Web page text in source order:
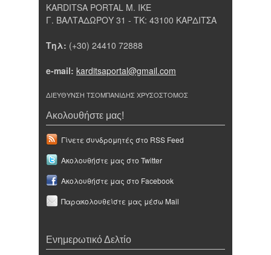
KARDITSA PORTAL Μ. ΙΚΕ
Γ. ΒΑΛΤΑΔΩΡΟΥ 31 - ΤΚ: 43100 ΚΑΡΔΙΤΣΑ
Τηλ: (+30) 24410 72888
e-mail: karditsaportal@gmail.com
ΔΙΕΥΘΥΝΣΗ ΤΣΟΜΠΑΝΙΔΗΣ ΧΡΥΣΟΣΤΟΜΟΣ
Ακολουθήστε μας!
Γίνετε συνδρομητές στο RSS Feed
Ακολουθήστε μας στο Twitter
Ακολουθήστε μας στο Facebook
Παρακολουθείστε μας μέσω Mail
Ενημερωτικό Δελτίο